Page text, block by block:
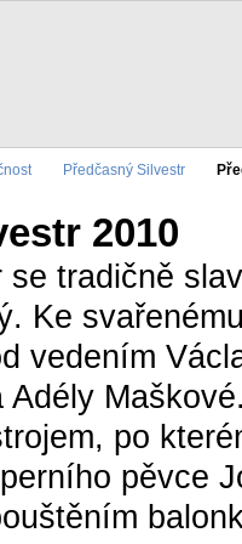
Předčasný Silvestr
2010
se tradičně
Ke
vedením
Adély
po
pěvce